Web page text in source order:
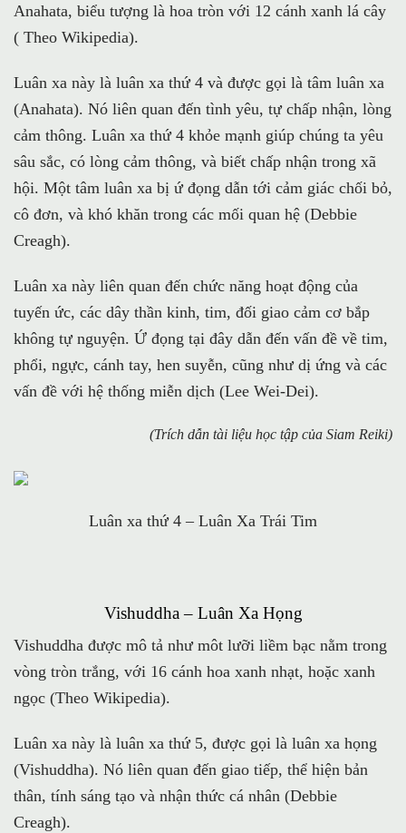
Anahata, biểu tượng là hoa tròn với 12 cánh xanh lá cây
( Theo Wikipedia).
Luân xa này là luân xa thứ 4 và được gọi là tâm luân xa
(Anahata). Nó liên quan đến tình yêu, tự chấp nhận, lòng
cảm thông. Luân xa thứ 4 khỏe mạnh giúp chúng ta yêu
sâu sắc, có lòng cảm thông, và biết chấp nhận trong xã
hội. Một tâm luân xa bị ứ đọng dẫn tới cảm giác chối bỏ,
cô đơn, và khó khăn trong các mối quan hệ (Debbie
Creagh).
Luân xa này liên quan đến chức năng hoạt động của
tuyến ức, các dây thần kinh, tim, đối giao cảm cơ bắp
không tự nguyện. Ứ đọng tại đây dẫn đến vấn đề về tim,
phổi, ngực, cánh tay, hen suyễn, cũng như dị ứng và các
vấn đề với hệ thống miễn dịch (Lee Wei-Dei).
(Trích dẫn tài liệu học tập của Siam Reiki)
Luân xa thứ 4 – Luân Xa Trái Tim
Vishuddha – Luân Xa Họng
Vishuddha được mô tả như môt lưỡi liềm bạc nằm trong
vòng tròn trắng, với 16 cánh hoa xanh nhạt, hoặc xanh
ngọc (Theo Wikipedia).
Luân xa này là luân xa thứ 5, được gọi là luân xa họng
(Vishuddha). Nó liên quan đến giao tiếp, thể hiện bản
thân, tính sáng tạo và nhận thức cá nhân (Debbie
Creagh).